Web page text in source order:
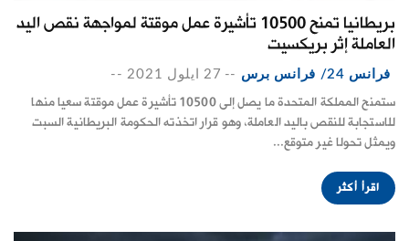
بريطانيا تمنح 10500 تأشيرة عمل موقتة لمواجهة نقص اليد
العاملة إثر بريكسيت
فرانس 24/ فرانس برس -- 27 ايلول 2021 --
ستمنح المملكة المتحدة ما يصل إلى 10500 تأشيرة عمل موقتة سعيا منها
للاستجابة للنقص باليد العاملة، وهو قرار اتخذته الحكومة البريطانية السبت
ويمثل تحولا غير متوقع...
اقرأ أكثر